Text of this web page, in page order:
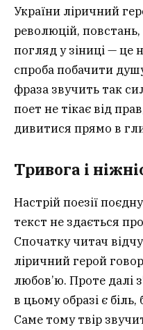
України ліричний
революцій, повстань,
погляд у зіниці — це
спроба побачити
фраза звучить так
поет не тікає від
дивитися прямо в
Тривога і
Настрій поезії
текст не здається
Спочатку читач
ліричний герой
любов’ю. Проте далі
в цьому образі є
Саме тому твір